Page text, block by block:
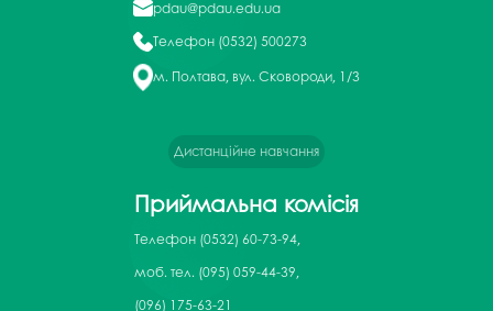
pdau@pdau.edu.ua
Телефон (0532) 500273
м. Полтава, вул. Сковороди, 1/3
Дистанційне навчання
Приймальна комісія
Телефон (0532) 60-73-94,
моб. тел. (095) 059-44-39,
(096) 175-63-21